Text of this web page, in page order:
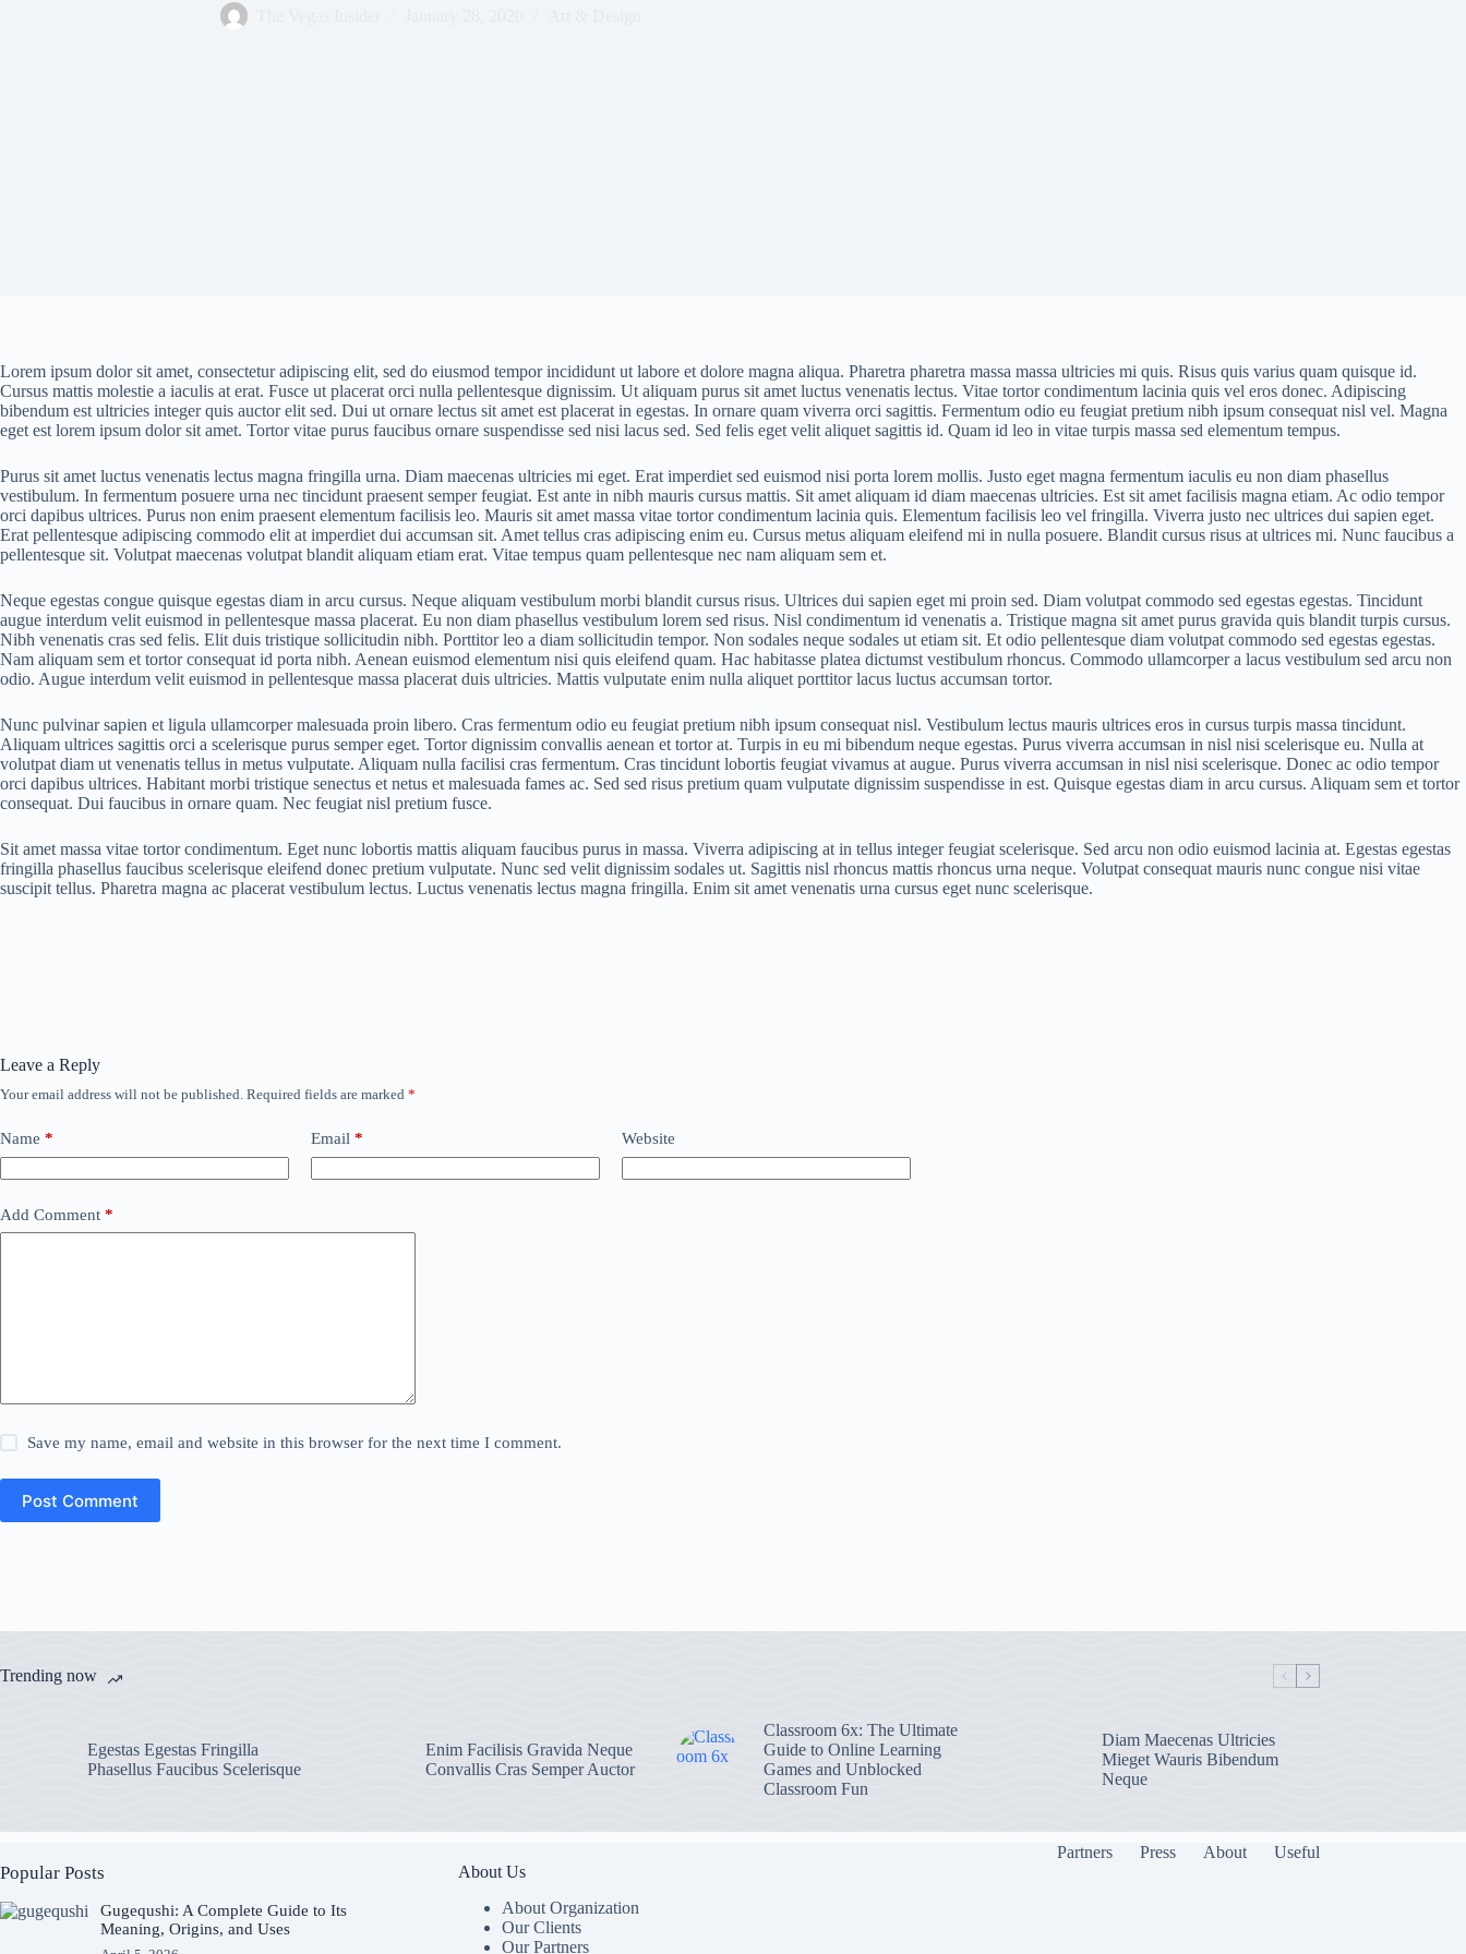
Lorem ipsum dolor sit amet, consectetur adipiscing elit, sed do eiusmod tempor incididunt ut labore et dolore magna aliqua. Pharetra pharetra massa massa ultricies mi quis. Risus quis varius quam quisque id.
Cursus mattis molestie a iaculis at erat. Fusce ut placerat orci nulla pellentesque dignissim. Ut aliquam purus sit amet luctus venenatis lectus. Vitae tortor condimentum lacinia quis vel eros donec. Adipiscing
bibendum est ultricies integer quis auctor elit sed. Dui ut ornare lectus sit amet est placerat in egestas. In ornare quam viverra orci sagittis. Fermentum odio eu feugiat pretium nibh ipsum consequat nisl vel. Magna
eget est lorem ipsum dolor sit amet. Tortor vitae purus faucibus ornare suspendisse sed nisi lacus sed. Sed felis eget velit aliquet sagittis id. Quam id leo in vitae turpis massa sed elementum tempus.
Purus sit amet luctus venenatis lectus magna fringilla urna. Diam maecenas ultricies mi eget. Erat imperdiet sed euismod nisi porta lorem mollis. Justo eget magna fermentum iaculis eu non diam phasellus
vestibulum. In fermentum posuere urna nec tincidunt praesent semper feugiat. Est ante in nibh mauris cursus mattis. Sit amet aliquam id diam maecenas ultricies. Est sit amet facilisis magna etiam. Ac odio tempor
orci dapibus ultrices. Purus non enim praesent elementum facilisis leo. Mauris sit amet massa vitae tortor condimentum lacinia quis. Elementum facilisis leo vel fringilla. Viverra justo nec ultrices dui sapien eget.
Erat pellentesque adipiscing commodo elit at imperdiet dui accumsan sit. Amet tellus cras adipiscing enim eu. Cursus metus aliquam eleifend mi in nulla posuere. Blandit cursus risus at ultrices mi. Nunc faucibus a
pellentesque sit. Volutpat maecenas volutpat blandit aliquam etiam erat. Vitae tempus quam pellentesque nec nam aliquam sem et.
Neque egestas congue quisque egestas diam in arcu cursus. Neque aliquam vestibulum morbi blandit cursus risus. Ultrices dui sapien eget mi proin sed. Diam volutpat commodo sed egestas egestas. Tincidunt
augue interdum velit euismod in pellentesque massa placerat. Eu non diam phasellus vestibulum lorem sed risus. Nisl condimentum id venenatis a. Tristique magna sit amet purus gravida quis blandit turpis cursus.
Nibh venenatis cras sed felis. Elit duis tristique sollicitudin nibh. Porttitor leo a diam sollicitudin tempor. Non sodales neque sodales ut etiam sit. Et odio pellentesque diam volutpat commodo sed egestas egestas.
Nam aliquam sem et tortor consequat id porta nibh. Aenean euismod elementum nisi quis eleifend quam. Hac habitasse platea dictumst vestibulum rhoncus. Commodo ullamcorper a lacus vestibulum sed arcu non
odio. Augue interdum velit euismod in pellentesque massa placerat duis ultricies. Mattis vulputate enim nulla aliquet porttitor lacus luctus accumsan tortor.
Nunc pulvinar sapien et ligula ullamcorper malesuada proin libero. Cras fermentum odio eu feugiat pretium nibh ipsum consequat nisl. Vestibulum lectus mauris ultrices eros in cursus turpis massa tincidunt.
Aliquam ultrices sagittis orci a scelerisque purus semper eget. Tortor dignissim convallis aenean et tortor at. Turpis in eu mi bibendum neque egestas. Purus viverra accumsan in nisl nisi scelerisque eu. Nulla at
volutpat diam ut venenatis tellus in metus vulputate. Aliquam nulla facilisi cras fermentum. Cras tincidunt lobortis feugiat vivamus at augue. Purus viverra accumsan in nisl nisi scelerisque. Donec ac odio tempor
orci dapibus ultrices. Habitant morbi tristique senectus et netus et malesuada fames ac. Sed sed risus pretium quam vulputate dignissim suspendisse in est. Quisque egestas diam in arcu cursus. Aliquam sem et tortor
consequat. Dui faucibus in ornare quam. Nec feugiat nisl pretium fusce.
Sit amet massa vitae tortor condimentum. Eget nunc lobortis mattis aliquam faucibus purus in massa. Viverra adipiscing at in tellus integer feugiat scelerisque. Sed arcu non odio euismod lacinia at. Egestas egestas
fringilla phasellus faucibus scelerisque eleifend donec pretium vulputate. Nunc sed velit dignissim sodales ut. Sagittis nisl rhoncus mattis rhoncus urna neque. Volutpat consequat mauris nunc congue nisi vitae
suscipit tellus. Pharetra magna ac placerat vestibulum lectus. Luctus venenatis lectus magna fringilla. Enim sit amet venenatis urna cursus eget nunc scelerisque.
Leave a Reply
Your email address will not be published. Required fields are marked *
Name * Email * Website
Add Comment *
Save my name, email and website in this browser for the next time I comment.
Post Comment
Trending now
Egestas Egestas Fringilla
Phasellus Faucibus Scelerisque
Enim Facilisis Gravida Neque
Convallis Cras Semper Auctor
Classroom 6x: The Ultimate
Guide to Online Learning
Games and Unblocked
Classroom Fun
Diam Maecenas Ultricies
Mieget Wauris Bibendum
Neque
Partners Press About Useful
Popular Posts
Gugequshi: A Complete Guide to Its
Meaning, Origins, and Uses
About Us
About Organization
Our Clients
Our Partners